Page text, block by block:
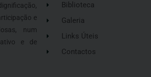
e
num
ativo e de
Biblioteca
Galeria
Links Úteis
Contactos